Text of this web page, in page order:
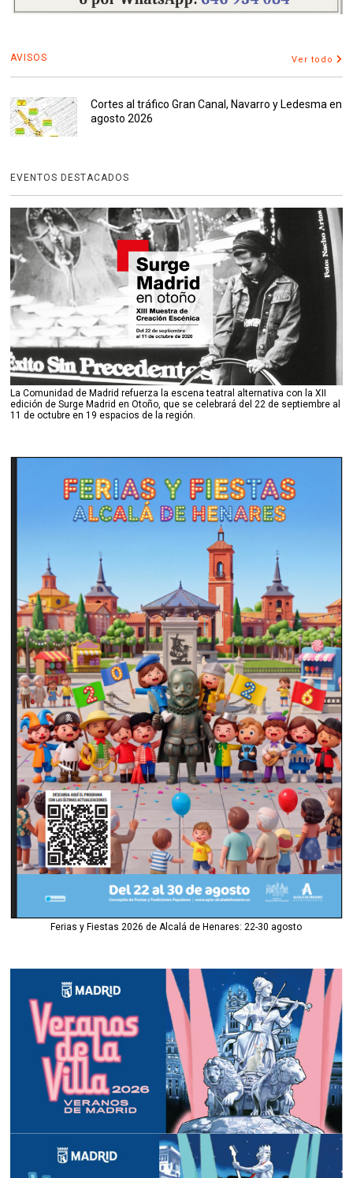
AVISOS Ver todo
Cortes al tráfico Gran Canal, Navarro y Ledesma en
agosto 2026
EVENTOS DESTACADOS
La Comunidad de Madrid refuerza la escena teatral alternativa con la XII
edición de Surge Madrid en Otoño, que se celebrará del 22 de septiembre al
11 de octubre en 19 espacios de la región.
Ferias y Fiestas 2026 de Alcalá de Henares: 22-30 agosto